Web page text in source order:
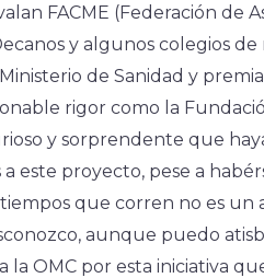
FACME (Federación de
y algunos colegios de
de Sanidad y
rigor como la
y sorprendente que
este proyecto, pese a
que corren no es un
aunque puedo
OMC por esta iniciativa